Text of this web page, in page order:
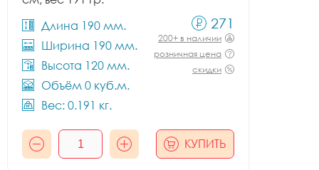
Длина 190 мм.
Ширина 190 мм.
Высота 120 мм.
Объём 0 куб.м.
Вес: 0.191 кг.
271
200+ в наличии
розничная цена
скидки
КУПИТЬ